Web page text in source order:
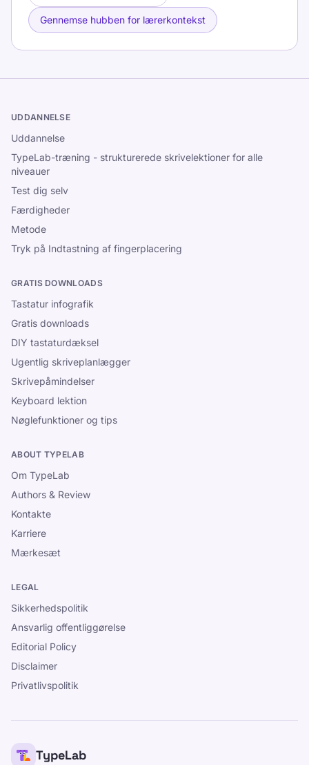
Gennemse hubben for lærerkontekst
UDDANNELSE
Uddannelse
TypeLab-træning - strukturerede skrivelektioner for alle
niveauer
Test dig selv
Færdigheder
Metode
Tryk på Indtastning af fingerplacering
GRATIS DOWNLOADS
Tastatur infografik
Gratis downloads
DIY tastaturdæksel
Ugentlig skriveplanlægger
Skrivepåmindelser
Keyboard lektion
Nøglefunktioner og tips
ABOUT TYPELAB
Om TypeLab
Authors & Review
Kontakte
Karriere
Mærkesæt
LEGAL
Sikkerhedspolitik
Ansvarlig offentliggørelse
Editorial Policy
Disclaimer
Privatlivspolitik
TypeLab